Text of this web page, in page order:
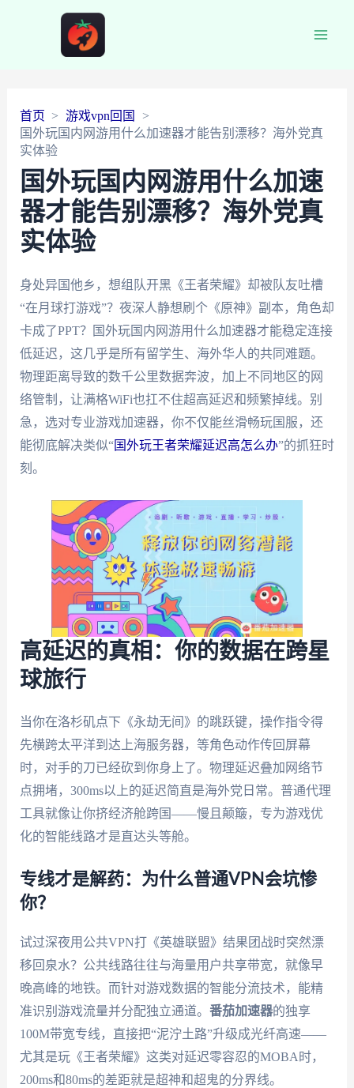
首页
游戏vpn回国
国外玩国内网游用什么加速器才能告别漂移？海外党真
实体验
国外玩国内网游用什么加速
器才能告别漂移？海外党真
实体验
身处异国他乡，想组队开黑《王者荣耀》却被队友吐槽
“在月球打游戏”？夜深人静想刷个《原神》副本，角色却
卡成了PPT？国外玩国内网游用什么加速器才能稳定连接
低延迟，这几乎是所有留学生、海外华人的共同难题。
物理距离导致的数千公里数据奔波，加上不同地区的网
络管制，让满格WiFi也扛不住超高延迟和频繁掉线。别
急，选对专业游戏加速器，你不仅能丝滑畅玩国服，还
能彻底解决类似“国外玩王者荣耀延迟高怎么办”的抓狂时
刻。
高延迟的真相：你的数据在跨星
球旅行
当你在洛杉矶点下《永劫无间》的跳跃键，操作指令得
先横跨太平洋到达上海服务器，等角色动作传回屏幕
时，对手的刀已经砍到你身上了。物理延迟叠加网络节
点拥堵，300ms以上的延迟简直是海外党日常。普通代理
工具就像让你挤经济舱跨国——慢且颠簸，专为游戏优
化的智能线路才是直达头等舱。
专线才是解药：为什么普通VPN会坑惨
你？
试过深夜用公共VPN打《英雄联盟》结果团战时突然漂
移回泉水？公共线路往往与海量用户共享带宽，就像早
晚高峰的地铁。而针对游戏数据的智能分流技术，能精
准识别游戏流量并分配独立通道。 番茄加速器的独享
100M带宽专线，直接把“泥泞土路”升级成光纤高速——
尤其是玩《王者荣耀》这类对延迟零容忍的MOBA时，
200ms和80ms的差距就是超神和超鬼的分界线。